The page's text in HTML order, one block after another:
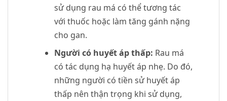
sử dụng rau má có thể tương tác
với thuốc hoặc làm tăng gánh nặng
cho gan.
Người có huyết áp thấp: Rau má
có tác dụng hạ huyết áp nhẹ. Do đó,
những người có tiền sử huyết áp
thấp nên thận trọng khi sử dụng,